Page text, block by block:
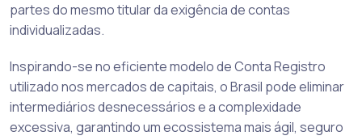
partes do mesmo titular da exigência de contas
individualizadas.
Inspirando-se no eficiente modelo de Conta Registro
utilizado nos mercados de capitais, o Brasil pode eliminar
intermediários desnecessários e a complexidade
excessiva, garantindo um ecossistema mais ágil, seguro